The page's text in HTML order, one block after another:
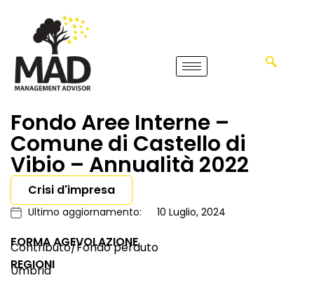
Fondo Aree Interne –
Comune di Castello di
Vibio – Annualità 2022
Crisi d'impresa
Ultimo aggiornamento: 10 Luglio, 2024
FORMA AGEVOLAZIONE
Contributo/Fondo perduto
REGIONI
Umbria